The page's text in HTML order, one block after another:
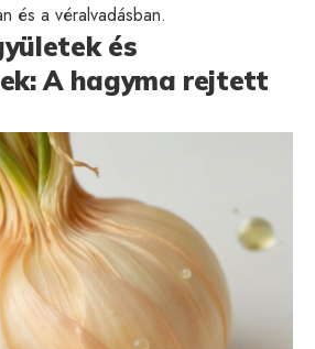
és a véralvadásban.
és
A hagyma rejtett